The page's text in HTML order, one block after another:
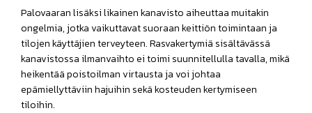
Palovaaran lisäksi likainen kanavisto aiheuttaa muitakin
ongelmia, jotka vaikuttavat suoraan keittiön toimintaan ja
tilojen käyttäjien terveyteen. Rasvakertymiä sisältävässä
kanavistossa ilmanvaihto ei toimi suunnitellulla tavalla, mikä
heikentää poistoilman virtausta ja voi johtaa
epämiellyttäviin hajuihin sekä kosteuden kertymiseen
tiloihin.